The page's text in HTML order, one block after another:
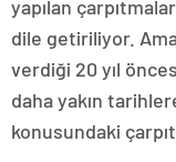
yapılan
dile getiriliyor.
verdiği 20 yıl
daha yakın
konusundaki